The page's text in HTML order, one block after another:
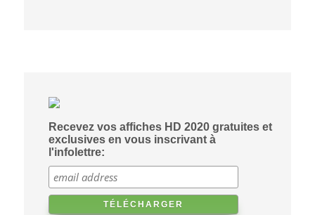
Recevez vos affiches HD 2020 gratuites et
exclusives en vous inscrivant à
l'infolettre: